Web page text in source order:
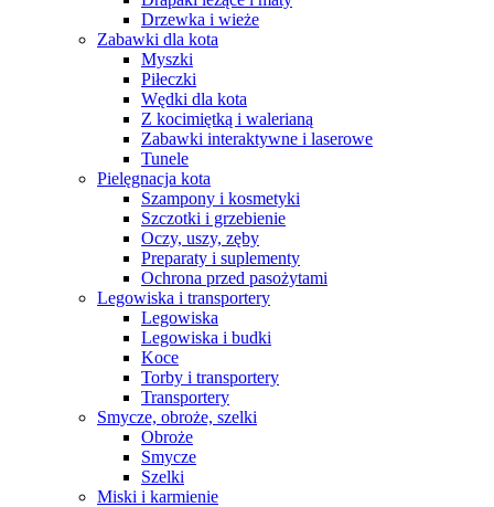
Drzewka i wieże
Zabawki dla kota
Myszki
Piłeczki
Wędki dla kota
Z kocimiętką i walerianą
Zabawki interaktywne i laserowe
Tunele
Pielęgnacja kota
Szampony i kosmetyki
Szczotki i grzebienie
Oczy, uszy, zęby
Preparaty i suplementy
Ochrona przed pasożytami
Legowiska i transportery
Legowiska
Legowiska i budki
Koce
Torby i transportery
Transportery
Smycze, obroże, szelki
Obroże
Smycze
Szelki
Miski i karmienie